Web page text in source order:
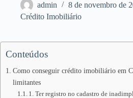
admin
8 de novembro de
Crédito Imobiliário
Conteúdos
Como conseguir crédito imobiliário em
limitantes
1. Ter registro no cadastro de